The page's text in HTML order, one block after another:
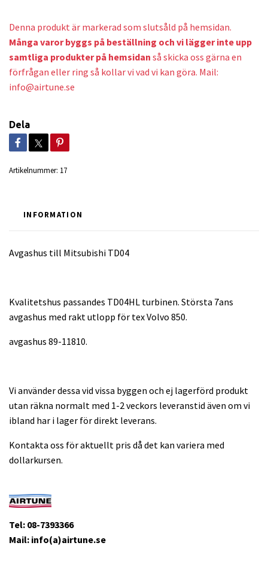
Denna produkt är markerad som slutsåld på hemsidan.
Många varor byggs på beställning och vi lägger inte upp
samtliga produkter på hemsidan så skicka oss gärna en
förfrågan eller ring så kollar vi vad vi kan göra. Mail:
info@airtune.se
Dela
Artikelnummer: 17
INFORMATION
Avgashus till Mitsubishi TD04
Kvalitetshus passandes TD04HL turbinen. Största 7ans
avgashus med rakt utlopp för tex Volvo 850.
avgashus 89-11810.
Vi använder dessa vid vissa byggen och ej lagerförd produkt
utan räkna normalt med 1-2 veckors leveranstid även om vi
ibland har i lager för direkt leverans.
Kontakta oss för aktuellt pris då det kan variera med
dollarkursen.
Tel: 08-7393366
Mail: info(a)airtune.se